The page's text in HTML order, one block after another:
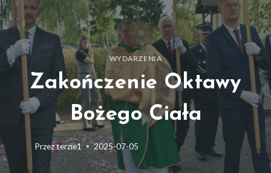
WYDARZENIA
Zakończenie Oktawy
Bożego Ciała
Przezterzie1 2025-07-05